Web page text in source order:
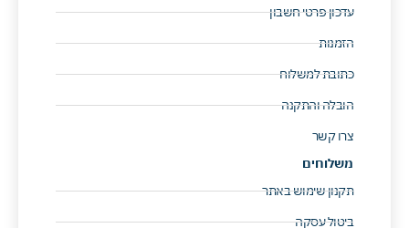
עדכון פרטי חשבון
הזמנות
כתובת למשלוח
הובלה והתקנה
צרו קשר
משלוחים
תקנון שימוש באתר
ביטול עסקה